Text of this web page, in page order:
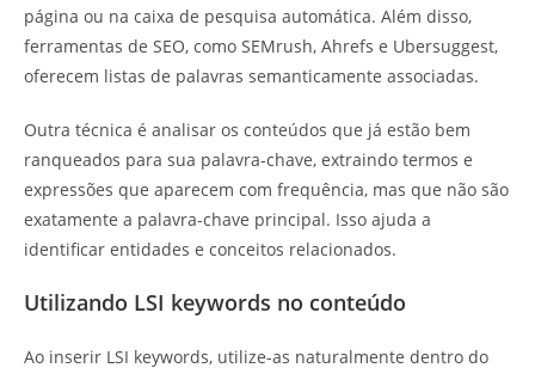
página ou na caixa de pesquisa automática. Além disso,
ferramentas de SEO, como SEMrush, Ahrefs e Ubersuggest,
oferecem listas de palavras semanticamente associadas.
Outra técnica é analisar os conteúdos que já estão bem
ranqueados para sua palavra-chave, extraindo termos e
expressões que aparecem com frequência, mas que não são
exatamente a palavra-chave principal. Isso ajuda a
identificar entidades e conceitos relacionados.
Utilizando LSI keywords no conteúdo
Ao inserir LSI keywords, utilize-as naturalmente dentro do